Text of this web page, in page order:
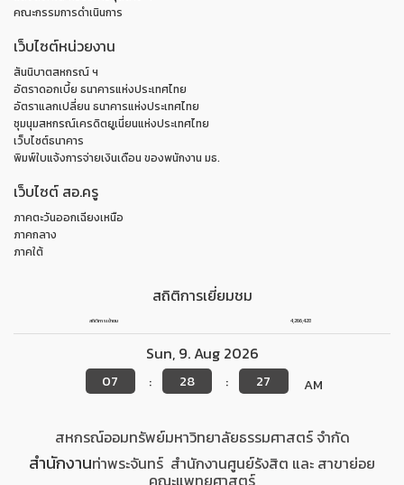
คณะกรรมการดำเนินการ
เว็บไซต์หน่วยงาน
สันนิบาตสหกรณ์ ฯ
อัตราดอกเบี้ย ธนาคารแห่งประเทศไทย
อัตราแลกเปลี่ยน ธนาคารแห่งประเทศไทย
ชุมนุมสหกรณ์เครดิตยูเนี่ยนแห่งประเทศไทย
เว็บไซต์ธนาคาร
พิมพ์ใบแจ้งการจ่ายเงินเดือน ของพนักงาน มธ.
เว็บไซต์ สอ.ครู
ภาคตะวันออกเฉียงเหนือ
ภาคกลาง
ภาคใต้
สถิติการเยี่ยมชม
สถิติการเข้าชม 4,266,428
Sun, 9. Aug 2026
07 : 28 : 28 AM
สหกรณ์ออมทรัพย์มหาวิทยาลัยธรรมศาสตร์ จำกัด
สำนักงานท่าพระจันทร์ สำนักงานศูนย์รังสิต และ สาขาย่อย